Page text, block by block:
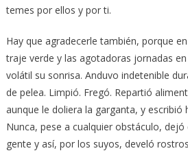
temes por ellos y por ti.
Hay que agradecerle también, porque
traje verde y las agotadoras jornadas
volátil su sonrisa. Anduvo indetenible
de pelea. Limpió. Fregó. Repartió
aunque le doliera la garganta, y escribió
Nunca, pese a cualquier obstáculo,
gente y así, por los suyos, develó